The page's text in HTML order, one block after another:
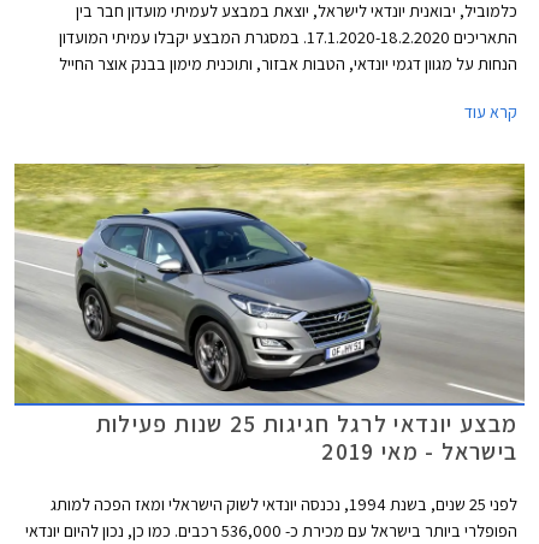
כלמוביל, יבואנית יונדאי לישראל, יוצאת במבצע לעמיתי מועדון חבר בין
התאריכים 17.1.2020-18.2.2020. במסגרת המבצע יקבלו עמיתי המועדון
הנחות על מגוון דגמי יונדאי, הטבות אבזור, ותוכנית מימון בבנק אוצר החייל
תכנית המימון חבר ליס. המבצע ייערך בכל אולמות התצוגה של יונדאי ברחבי
קרא עוד
מבצע יונדאי לרגל חגיגות 25 שנות פעילות
בישראל - מאי 2019
לפני 25 שנים, בשנת 1994, נכנסה יונדאי לשוק הישראלי ומאז הפכה למותג
הפופלרי ביותר בישראל עם מכירת כ- 536,000 רכבים. כמו כן, נכון להיום יונדאי